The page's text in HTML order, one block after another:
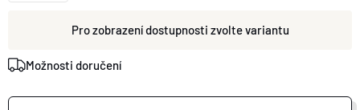
zvolte variantu
Možnosti doručení